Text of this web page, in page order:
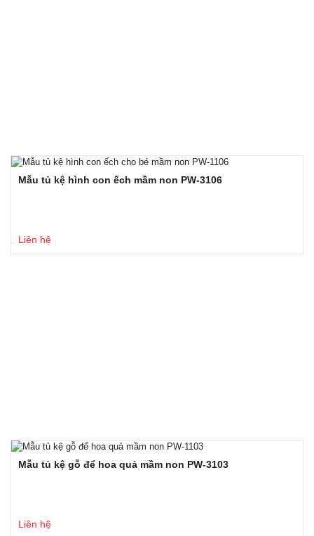
Mẫu tủ kệ hình con ếch mầm non PW-3106
Liên hệ
Mẫu tủ kệ gỗ để hoa quả mầm non PW-3103
Liên hệ